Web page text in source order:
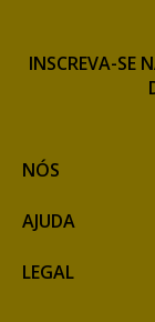
NÓS
AJUDA
LEGAL
INSCREVA-SE